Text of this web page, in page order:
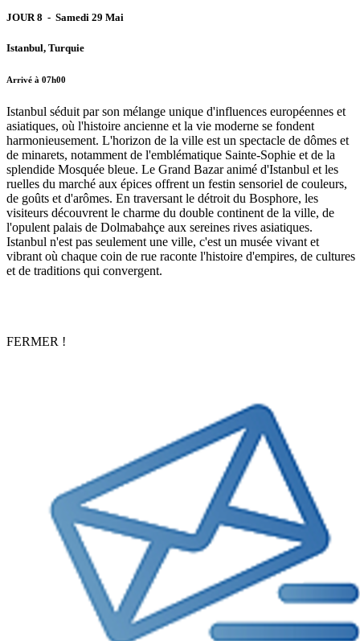
JOUR 8 - Samedi 29 Mai
Istanbul, Turquie
Arrivé à 07h00
Istanbul séduit par son mélange unique d'influences européennes et
asiatiques, où l'histoire ancienne et la vie moderne se fondent
harmonieusement. L'horizon de la ville est un spectacle de dômes et
de minarets, notamment de l'emblématique Sainte-Sophie et de la
splendide Mosquée bleue. Le Grand Bazar animé d'Istanbul et les
ruelles du marché aux épices offrent un festin sensoriel de couleurs,
de goûts et d'arômes. En traversant le détroit du Bosphore, les
visiteurs découvrent le charme du double continent de la ville, de
l'opulent palais de Dolmabahçe aux sereines rives asiatiques.
Istanbul n'est pas seulement une ville, c'est un musée vivant et
vibrant où chaque coin de rue raconte l'histoire d'empires, de cultures
et de traditions qui convergent.
FERMER !